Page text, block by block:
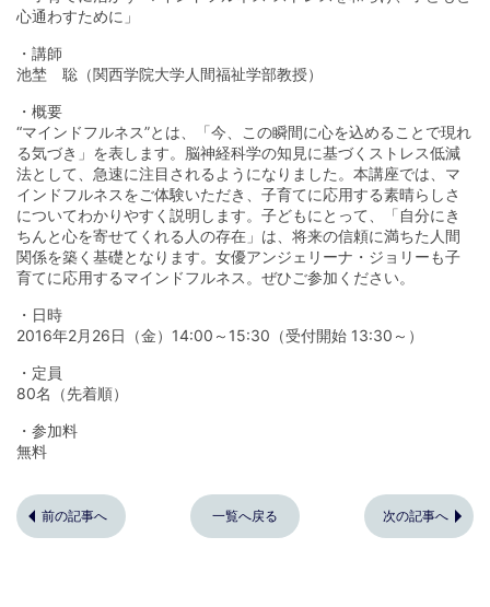
心通わすために」
・講師
池埜 聡（関西学院大学人間福祉学部教授）
・概要
“マインドフルネス”とは、「今、この瞬間に心を込めることで現れ
る気づき」を表します。脳神経科学の知見に基づくストレス低減
法として、急速に注目されるようになりました。本講座では、マ
インドフルネスをご体験いただき、子育てに応用する素晴らしさ
についてわかりやすく説明します。子どもにとって、「自分にき
ちんと心を寄せてくれる人の存在」は、将来の信頼に満ちた人間
関係を築く基礎となります。女優アンジェリーナ・ジョリーも子
育てに応用するマインドフルネス。ぜひご参加ください。
・日時
2016年2月26日（金）14:00～15:30（受付開始 13:30～）
・定員
80名（先着順）
・参加料
無料
前の記事へ 一覧へ戻る 次の記事へ